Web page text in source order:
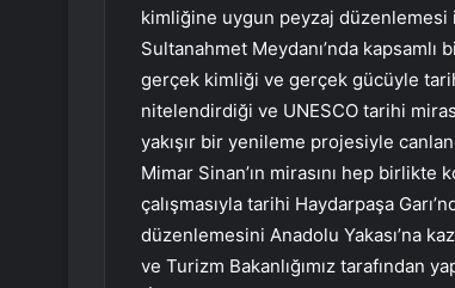
kimliğine uygun peyzaj düzenlemesi
Sultanahmet Meydanı’nda
gerçek kimliği ve gerçek gücüyle
nitelendirdiği ve UNESCO tarihi
yakışır bir yenileme projesiyle
Mimar Sinan’ın mirasını hep
çalışmasıyla tarihi Haydarpaşa
düzenlemesini Anadolu Yakası’na
ve Turizm Bakanlığımız tarafından